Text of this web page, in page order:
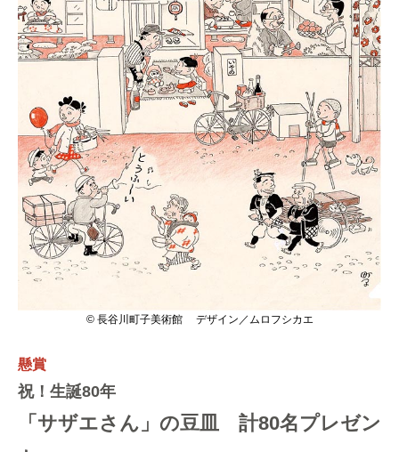
© 長谷川町子美術館 デザイン／ムロフシカエ
懸賞
祝！生誕80年
「サザエさん」の豆皿 計80名プレゼン